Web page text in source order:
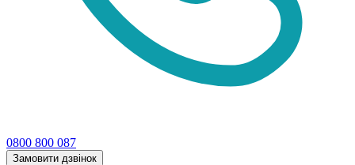
0800 800 087
Замовити дзвінок